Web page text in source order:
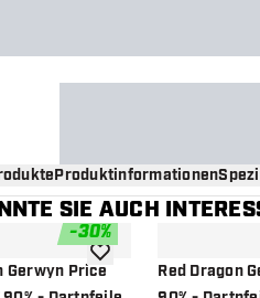
Produktinformationen
SIE AUCH
-30%
Gerwyn PriceZur WunschlisteRed Dragon